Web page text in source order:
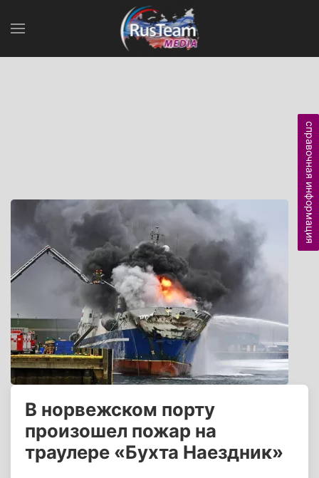
В норвежском порту
произошел пожар на
траулере «Бухта Наездник»
справочная информация